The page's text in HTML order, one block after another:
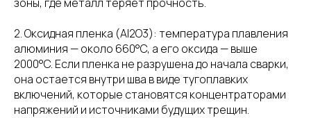
2. Оксидная пленка (Al2O3): температура плавления
алюминия — около 660°C, а его оксида — выше
2000°C. Если пленка не разрушена до начала сварки,
она остается внутри шва в виде тугоплавких
включений, которые становятся концентраторами
напряжений и источниками будущих трещин.